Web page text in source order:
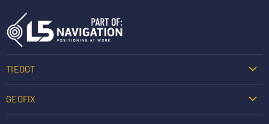
TIEDOT
GEOFIX